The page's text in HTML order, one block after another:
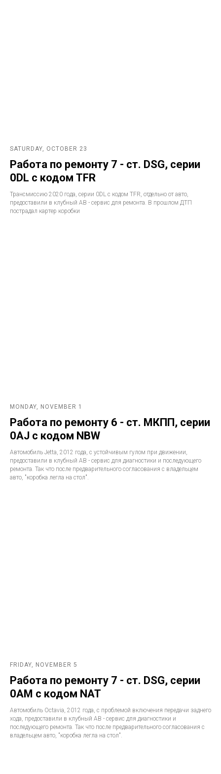
SATURDAY, OCTOBER 23
Работа по ремонту 7 - ст. DSG, серии
0DL с кодом TFR
Трансмиссию 2020 года, серии 0DL с кодом TFR, отдельно от авто,
предоставили в клубный АВ - сервис для ремонта. В прошлом ДТП
пострадал картер коробки
MONDAY, NOVEMBER 1
Работа по ремонту 6 - ст. МКПП, серии
0AJ с кодом NBW
Автомобиль Jetta, 2012 года, с устойчивым гулом при движении,
предоставили в клубный АВ - сервис для диагностики и последующего
ремонта. Так что после предварительного согласования с владельцем
авто, "коробка легла на стол".
FRIDAY, NOVEMBER 5
Работа по ремонту 7 - ст. DSG, серии
0AM с кодом NAT
Автомобиль Octavia, 2012 года, с проблемой включения передачи заднего
хода, предоставили в клубный АВ - сервис для диагностики и
последующего ремонта. Так что после предварительного согласования с
владельцем авто, "коробка легла на стол".